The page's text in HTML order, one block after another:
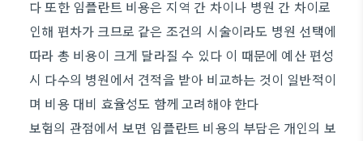
다 또한 임플란트 비용은 지역 간 차이나 병원 간 차이로
인해 편차가 크므로 같은 조건의 시술이라도 병원 선택에
따라 총 비용이 크게 달라질 수 있다 이 때문에 예산 편성
시 다수의 병원에서 견적을 받아 비교하는 것이 일반적이
며 비용 대비 효율성도 함께 고려해야 한다
보험의 관점에서 보면 임플란트 비용의 부담은 개인의 보